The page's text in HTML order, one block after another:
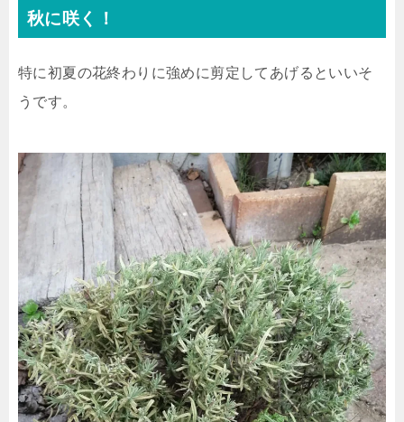
秋に咲く！
特に初夏の花終わりに強めに剪定してあげるといいそ
うです。